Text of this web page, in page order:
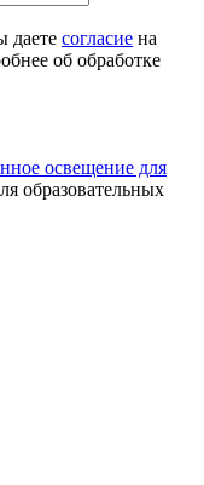
даете согласие на
об обработке
освещение для
образовательных